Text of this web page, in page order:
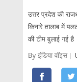
उत्तर प्रदेश की
किनारे तालाब में
की टीम बुलाई गई है
By इंडिया वॉइस